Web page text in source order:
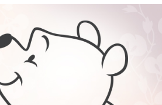
，滿NT$859(含以上)免運費
，滿NT$859(含以上)免運費